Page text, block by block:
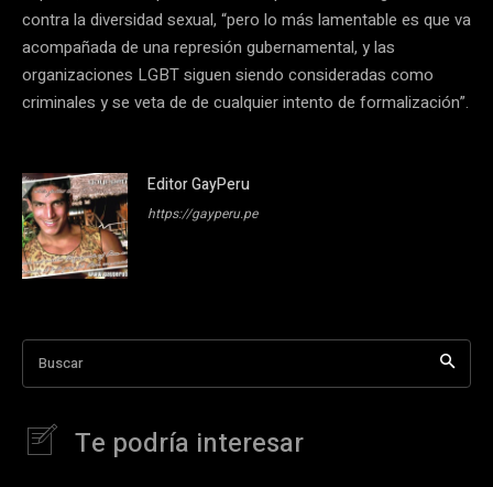
contra la diversidad sexual, “pero lo más lamentable es que va
acompañada de una represión gubernamental, y las
organizaciones LGBT siguen siendo consideradas como
criminales y se veta de de cualquier intento de formalización”.
Editor GayPeru
https://gayperu.pe
Buscar
Te podría interesar